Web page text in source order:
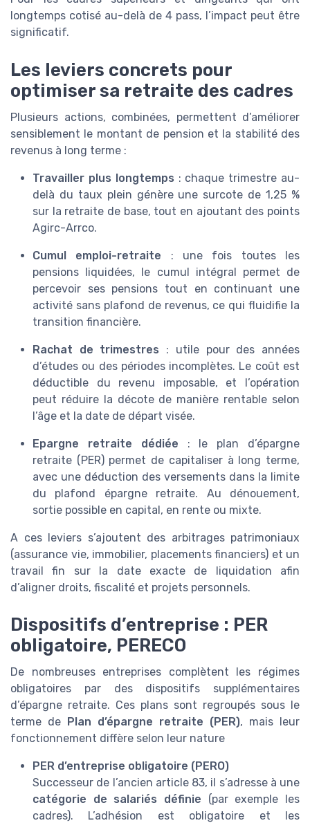
longtemps cotisé au-delà de 4 pass, l’impact peut être
significatif.
Les leviers concrets pour
optimiser sa retraite des cadres
Plusieurs actions, combinées, permettent d’améliorer
sensiblement le montant de pension et la stabilité des
revenus à long terme :
Travailler plus longtemps : chaque trimestre au-
delà du taux plein génère une surcote de 1,25 %
sur la retraite de base, tout en ajoutant des points
Agirc-Arrco.
Cumul emploi-retraite : une fois toutes les
pensions liquidées, le cumul intégral permet de
percevoir ses pensions tout en continuant une
activité sans plafond de revenus, ce qui fluidifie la
transition financière.
Rachat de trimestres : utile pour des années
d’études ou des périodes incomplètes. Le coût est
déductible du revenu imposable, et l’opération
peut réduire la décote de manière rentable selon
l’âge et la date de départ visée.
Epargne retraite dédiée : le plan d’épargne
retraite (PER) permet de capitaliser à long terme,
avec une déduction des versements dans la limite
du plafond épargne retraite. Au dénouement,
sortie possible en capital, en rente ou mixte.
A ces leviers s’ajoutent des arbitrages patrimoniaux
(assurance vie, immobilier, placements financiers) et un
travail fin sur la date exacte de liquidation afin
d’aligner droits, fiscalité et projets personnels.
Dispositifs d’entreprise : PER
obligatoire, PERECO
De nombreuses entreprises complètent les régimes
obligatoires par des dispositifs supplémentaires
d’épargne retraite. Ces plans sont regroupés sous le
terme de Plan d’épargne retraite (PER), mais leur
fonctionnement diffère selon leur nature
PER d’entreprise obligatoire (PERO)
Successeur de l’ancien article 83, il s’adresse à une
catégorie de salariés définie (par exemple les
cadres). L’adhésion est obligatoire et les